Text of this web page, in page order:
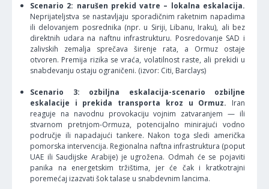
Scenario 2: narušen prekid vatre – lokalna eskalacija.
Neprijateljstva se nastavljaju sporadičnim raketnim napadima
ili delovanjem posrednika (npr. u Siriji, Libanu, Iraku), ali bez
direktnih udara na naftnu infrastrukturu. Posredovanje SAD i
zalivskih zemalja sprečava širenje rata, a Ormuz ostaje
otvoren. Premija rizika se vraća, volatilnost raste, ali prekidi u
snabdevanju ostaju ograničeni. (izvor: Citi, Barclays)
Scenario 3: ozbiljna eskalacija-scenario ozbiljne
eskalacije i prekida transporta kroz u Ormuz. Iran
reaguje na navodnu provokaciju vojnim zatvaranjem — ili
stvarnom pretnjom-Ormuza, potencijalno minirajući vodno
područje ili napadajući tankere. Nakon toga sledi američka
pomorska intervencija. Regionalna naftna infrastruktura (poput
UAE ili Saudijske Arabije) je ugrožena. Odmah će se pojaviti
panika na energetskim tržištima, jer će čak i kratkotrajni
poremećaj izazvati šok talase u snabdevnim lancima.